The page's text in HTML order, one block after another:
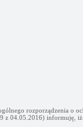
rozporządzenia o
z 04.05.2016) informuję,